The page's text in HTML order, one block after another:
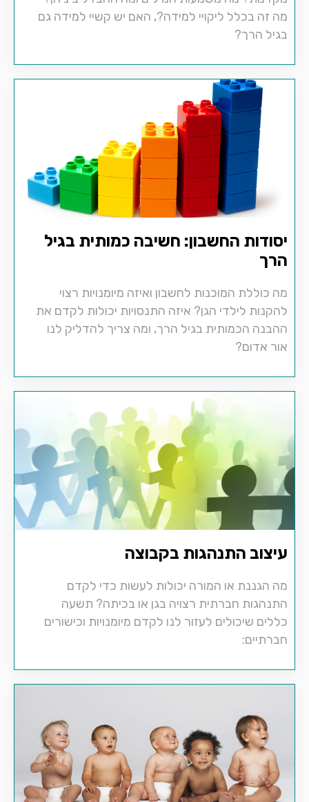
מה זה בכלל ליקויי למידה?, האם יש קשיי למידה גם
בגיל הרך?
יסודות החשבון: חשיבה כמותית בגיל
הרך
מה כוללת המוכנות לחשבון ואיזה מיומנויות רצוי
להקנות לילדי הגן? איזה התנסויות יכולות לקדם את
ההבנה הכמותית בגיל הרך, ומה צריך להדליק לנו
אור אדום?
עיצוב התנהגות בקבוצה
מה הגננת או המורה יכולות לעשות כדי לקדם
התנהגות חברתית רצויה בגן או בכיתה? תשעה
כללים שיכולים לעזור לנו לקדם מיומנויות וכישורים
חברתיים: